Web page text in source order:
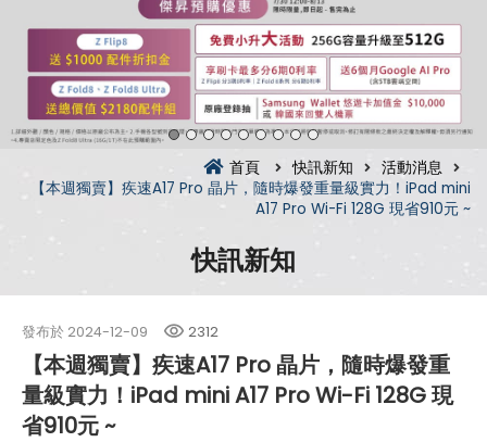
首頁 快訊新知
活動消息
【本週獨賣】疾速A17 Pro 晶片，隨時爆發重量級實力！iPad mini
A17 Pro Wi-Fi 128G 現省910元 ~
快訊新知
發布於 2024-12-09 2312
【本週獨賣】疾速A17 Pro 晶片，隨時爆發重
量級實力！iPad mini A17 Pro Wi-Fi 128G 現
省910元 ~